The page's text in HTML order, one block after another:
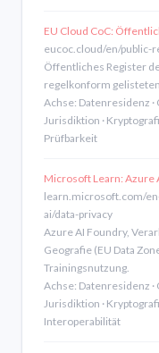
EU Cloud CoC:
eucoc.cloud/en/
Öffentliches Register
regelkonform
Achse: Datenresidenz ·
Jurisdiktion ·
Prüfbarkeit
Microsoft Learn: Azure
learn.microsoft.com/
ai/data-privacy
Azure AI Foundry,
Geografie (EU Data
Trainingsnutzung.
Achse: Datenresidenz ·
Jurisdiktion ·
Interoperabilität